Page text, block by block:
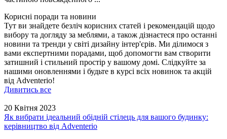
Корисні поради та новини
Тут ви знайдете безліч корисних статей і рекомендацій щодо
вибору та догляду за меблями, а також дізнаєтеся про останні
новини та тренди у світі дизайну інтер'єрів. Ми ділимося з
вами експертними порадами, щоб допомогти вам створити
затишний і стильний простір у вашому домі. Слідкуйте за
нашими оновленнями і будьте в курсі всіх новинок та акцій
від Adventerio!
Дивитись все
20 Квітня 2023
Як вибрати ідеальний обідній стілець для вашого будинку:
керівництво від Adventerio